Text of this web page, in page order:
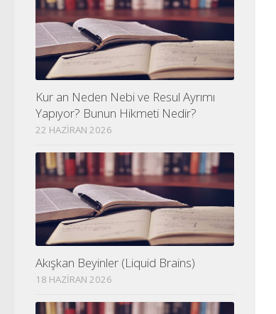
Kur an Neden Nebi ve Resul Ayrımı
Yapıyor? Bunun Hikmeti Nedir?
22 HAZIRAN 2026
Akışkan Beyinler (Liquid Brains)
18 HAZIRAN 2026